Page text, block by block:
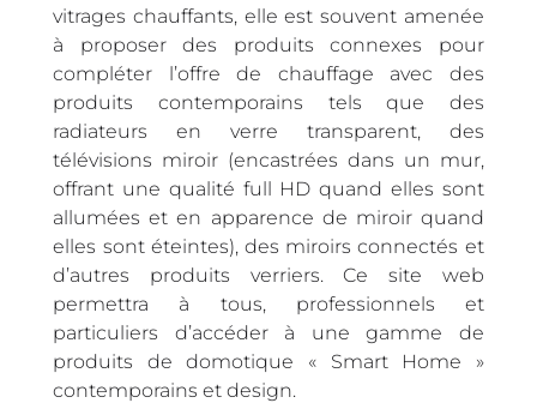
vitrages chauffants, elle est souvent amenée
à proposer des produits connexes pour
compléter l’offre de chauffage avec des
produits contemporains tels que des
radiateurs en verre transparent, des
télévisions miroir (encastrées dans un mur,
offrant une qualité full HD quand elles sont
allumées et en apparence de miroir quand
elles sont éteintes), des miroirs connectés et
d’autres produits verriers. Ce site web
permettra à tous, professionnels et
particuliers d’accéder à une gamme de
produits de domotique « Smart Home »
contemporains et design.